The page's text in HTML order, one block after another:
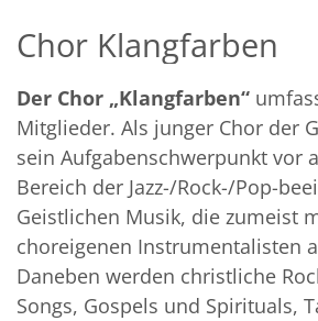
Chor Klangfarben
Der Chor „Klangfarben“
Mitglieder. Als junger Chor der
sein Aufgabenschwerpunkt vor
Bereich der Jazz-/Rock-/Pop-
Geistlichen Musik, die zumeist
choreigenen Instrumentalisten
Daneben werden christliche
Songs, Gospels und Spirituals,